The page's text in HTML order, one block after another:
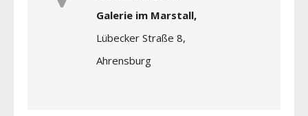
Galerie im Marstall,
Lübecker Straße 8,
Ahrensburg